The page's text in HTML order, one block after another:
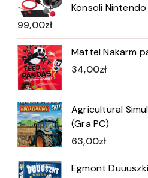
Konsoli
99,00zł
Mattel Nakarm
34,00zł
Agricultural
(Gra PC)
63,00zł
Egmont